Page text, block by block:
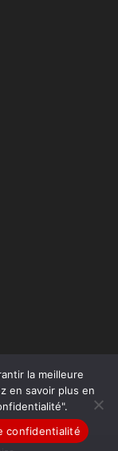
la meilleure
en savoir plus en
confidentialité